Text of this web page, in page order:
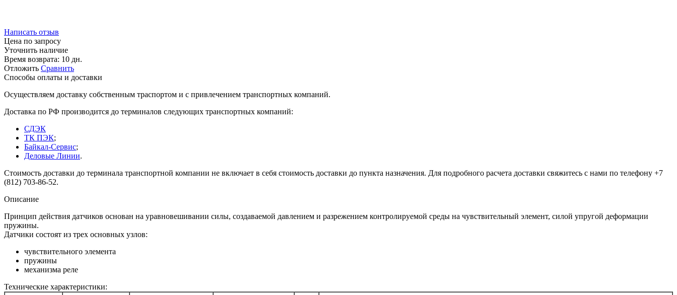
Написать отзыв
Цена по запросу
Уточнить наличие
Время возврата: 10 дн.
Отложить Сравнить
Способы оплаты и доставки
Осуществляем доставку собственным траспортом и с привлечением транспортных компаний.
Доставка по РФ производится до терминалов следующих транспортных компаний:
СДЭК
ТК ПЭК;
Байкал-Сервис;
Деловые Линии.
Стоимость доставки до терминала транспортной компании не включает в себя стоимость доставки до пункта назначения. Для подробного расчета доставки свяжитесь с нами по телефону +7
(812) 703-86-52.
Описание
Принцип действия датчиков основан на уравновешивании силы, создаваемой давлением и разрежением контролируемой среды на чувствительный элемент, силой упругой деформации
пружины.
Датчики состоят из трех основных узлов:
чувствительного элемента
пружины
механизма реле
Технические характеристики: